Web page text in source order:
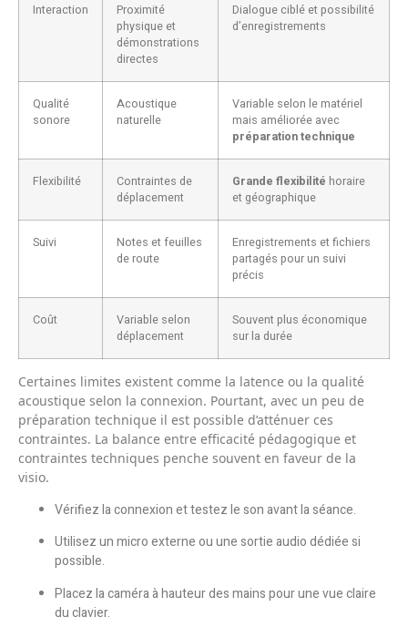
Interaction
Proximité
physique et
démonstrations
directes
Dialogue ciblé et possibilité
d’enregistrements
Qualité
sonore
Acoustique
naturelle
Variable selon le matériel
mais améliorée avec
préparation technique
Flexibilité
Contraintes de
déplacement
Grande flexibilité horaire
et géographique
Suivi
Notes et feuilles
de route
Enregistrements et fichiers
partagés pour un suivi
précis
Coût
Variable selon
déplacement
Souvent plus économique
sur la durée
Certaines limites existent comme la latence ou la qualité
acoustique selon la connexion. Pourtant, avec un peu de
préparation technique il est possible d’atténuer ces
contraintes. La balance entre efficacité pédagogique et
contraintes techniques penche souvent en faveur de la
visio.
Vérifiez la connexion et testez le son avant la séance.
Utilisez un micro externe ou une sortie audio dédiée si
possible.
Placez la caméra à hauteur des mains pour une vue claire
du clavier.